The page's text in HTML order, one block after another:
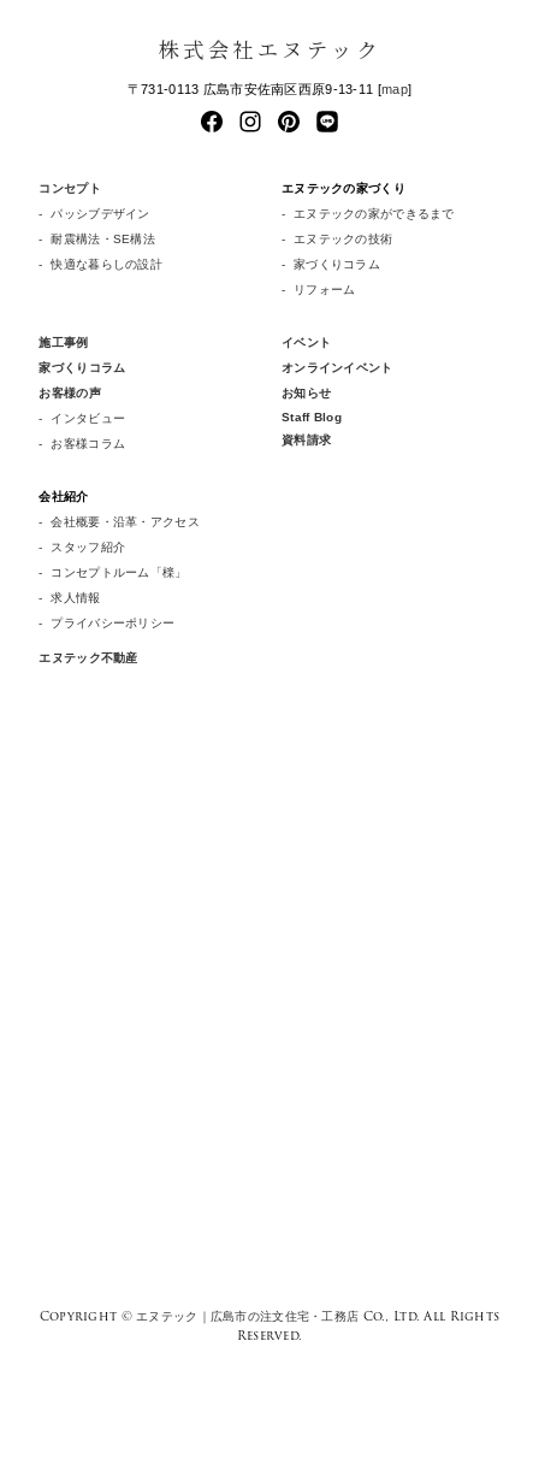
株式会社エヌテック
〒731-0113 広島市安佐南区西原9-13-11 [map]
コンセプト
パッシブデザイン
耐震構法・SE構法
快適な暮らしの設計
エヌテックの家づくり
エヌテックの家ができるまで
エヌテックの技術
家づくりコラム
リフォーム
施工事例
家づくりコラム
お客様の声
インタビュー
お客様コラム
イベント
オンラインイベント
お知らせ
Staff Blog
資料請求
会社紹介
会社概要・沿革・アクセス
スタッフ紹介
コンセプトルーム「檪」
求人情報
プライバシーポリシー
エヌテック不動産
Copyright ©エヌテック｜広島市の注文住宅・工務店 Co., Ltd. All Rights
Reserved.